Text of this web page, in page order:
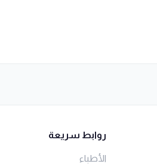
روابط سريعة
الأطباء